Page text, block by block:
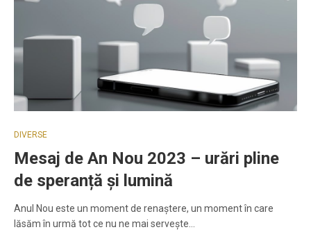
DIVERSE
Mesaj de An Nou 2023 – urări pline
de speranță și lumină
Anul Nou este un moment de renaștere, un moment în care
lăsăm în urmă tot ce nu ne mai servește…